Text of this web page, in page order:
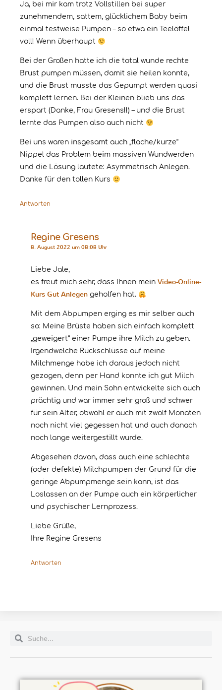
Ja, bei mir kam trotz Vollstillen bei super
zunehmendem, sattem, glücklichem Baby beim
einmal testweise Pumpen – so etwa ein Teelöffel
voll! Wenn überhaupt
Bei der Großen hatte ich die total wunde rechte
Brust pumpen müssen, damit sie heilen konnte,
und die Brust musste das Gepumpt werden quasi
komplett lernen. Bei der Kleinen blieb uns das
erspart (Danke, Frau Gresens!!) – und die Brust
lernte das Pumpen also auch nicht
Bei uns waren insgesamt auch „flache/kurze“
Nippel das Problem beim massiven Wundwerden
und die Lösung lautete: Asymmetrisch Anlegen.
Danke für den tollen Kurs
Antworten
Regine Gresens
8. August 2022 um 08:08 Uhr
Liebe Jale,
es freut mich sehr, dass Ihnen mein Video-Online-
Kurs Gut Anlegen geholfen hat.
Mit dem Abpumpen erging es mir selber auch
so: Meine Brüste haben sich einfach komplett
„geweigert“ einer Pumpe ihre Milch zu geben.
Irgendwelche Rückschlüsse auf meine
Milchmenge habe ich daraus jedoch nicht
gezogen, denn per Hand konnte ich gut Milch
gewinnen. Und mein Sohn entwickelte sich auch
prächtig und war immer sehr groß und schwer
für sein Alter, obwohl er auch mit zwölf Monaten
noch nicht viel gegessen hat und auch danach
noch lange weitergestillt wurde.
Abgesehen davon, dass auch eine schlechte
(oder defekte) Milchpumpen der Grund für die
geringe Abpumpmenge sein kann, ist das
Loslassen an der Pumpe auch ein körperlicher
und psychischer Lernprozess.
Liebe Grüße,
Ihre Regine Gresens
Antworten